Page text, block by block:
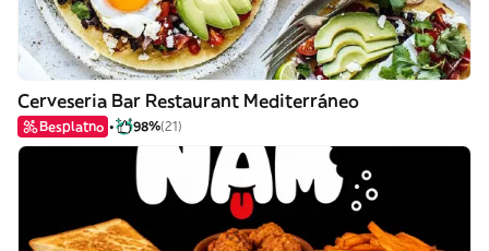
Cerveseria Bar Restaurant Mediterráneo
Besplatno 98%(21)